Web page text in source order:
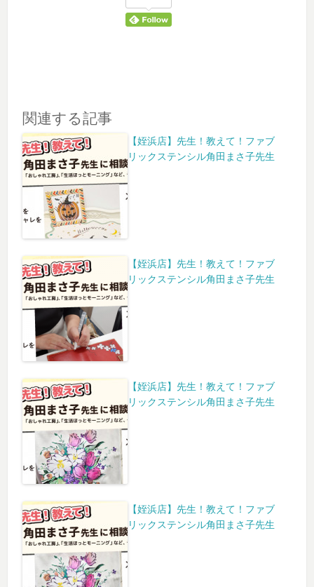
関連する記事
【姪浜店】先生！教えて！ファブ
リックステンシル角田まさ子先生
【姪浜店】先生！教えて！ファブ
リックステンシル角田まさ子先生
【姪浜店】先生！教えて！ファブ
リックステンシル角田まさ子先生
【姪浜店】先生！教えて！ファブ
リックステンシル角田まさ子先生